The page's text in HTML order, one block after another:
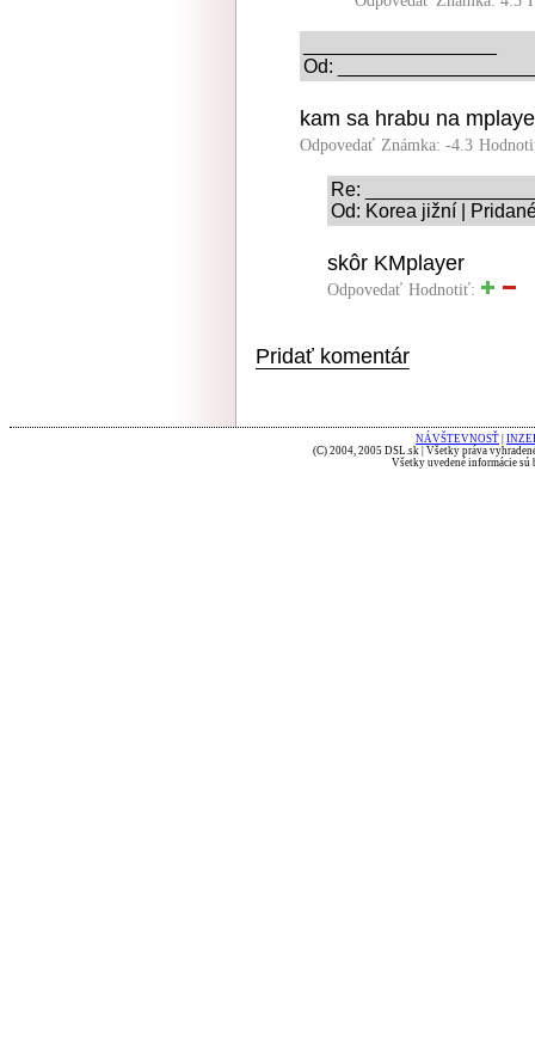
Od:
kam sa hrabu na
Odpovedať Známka: -4.3
Re:
Od: Korea jižní |
skôr KMplayer
Odpovedať Hodnotiť:
Pridať komentár
NÁVŠTEVNOSŤ
(C) 2004, 2005 DSL.sk | Všetky práva
Všetky uvedené informácie sú